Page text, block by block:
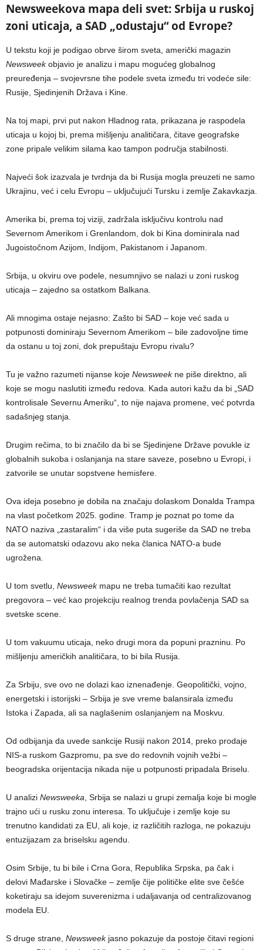
Newsweekova mapa deli svet: Srbija u ruskoj
zoni uticaja, a SAD „odustaju“ od Evrope?
U tekstu koji je podigao obrve širom sveta, američki magazin
Newsweekobjavio je analizu i mapu mogućeg globalnog
preuređenja – svojevrsne tihe podele sveta između tri vodeće sile:
Rusije, Sjedinjenih Država i Kine.
Na toj mapi, prvi put nakon Hladnog rata, prikazana je raspodela
uticaja u kojoj bi, prema mišljenju analitičara, čitave geografske
zone pripale velikim silama kao tampon područja stabilnosti.
Najveći šok izazvala je tvrdnja da bi Rusija mogla preuzeti ne samo
Ukrajinu, već i celu Evropu – uključujući Tursku i zemlje Zakavkazja.
Amerika bi, prema toj viziji, zadržala isključivu kontrolu nad
Severnom Amerikom i Grenlandom, dok bi Kina dominirala nad
Jugoistočnom Azijom, Indijom, Pakistanom i Japanom.
Srbija, u okviru ove podele, nesumnjivo se nalazi u zoni ruskog
uticaja – zajedno sa ostatkom Balkana.
Ali mnogima ostaje nejasno: Zašto bi SAD – koje već sada u
potpunosti dominiraju Severnom Amerikom – bile zadovoljne time
da ostanu u toj zoni, dok prepuštaju Evropu rivalu?
Tu je važno razumeti nijanse koje Newsweekne piše direktno, ali
koje se mogu naslutiti između redova. Kada autori kažu da bi „SAD
kontrolisale Severnu Ameriku“, to nije najava promene, već potvrda
sadašnjeg stanja.
Drugim rečima, to bi značilo da bi se Sjedinjene Države povukle iz
globalnih sukoba i oslanjanja na stare saveze, posebno u Evropi, i
zatvorile se unutar sopstvene hemisfere.
Ova ideja posebno je dobila na značaju dolaskom Donalda Trampa
na vlast početkom 2025. godine. Tramp je poznat po tome da
NATO naziva „zastaralim“ i da više puta sugeriše da SAD ne treba
da se automatski odazovu ako neka članica NATO-a bude
ugrožena.
U tom svetlu, Newsweekmapu ne treba tumačiti kao rezultat
pregovora – već kao projekciju realnog trenda povlačenja SAD sa
svetske scene.
U tom vakuumu uticaja, neko drugi mora da popuni prazninu. Po
mišljenju američkih analitičara, to bi bila Rusija.
Za Srbiju, sve ovo ne dolazi kao iznenađenje. Geopolitički, vojno,
energetski i istorijski – Srbija je sve vreme balansirala između
Istoka i Zapada, ali sa naglašenim oslanjanjem na Moskvu.
Od odbijanja da uvede sankcije Rusiji nakon 2014, preko prodaje
NIS-a ruskom Gazpromu, pa sve do redovnih vojnih vežbi –
beogradska orijentacija nikada nije u potpunosti pripadala Briselu.
U analizi Newsweeka , Srbija se nalazi u grupi zemalja koje bi mogle
trajno ući u rusku zonu interesa. To uključuje i zemlje koje su
trenutno kandidati za EU, ali koje, iz različitih razloga, ne pokazuju
entuzijazam za briselsku agendu.
Osim Srbije, tu bi bile i Crna Gora, Republika Srpska, pa čak i
delovi Mađarske i Slovačke – zemlje čije političke elite sve češće
koketiraju sa idejom suverenizma i udaljavanja od centralizovanog
modela EU.
S druge strane, Newsweekjasno pokazuje da postoje čitavi regioni